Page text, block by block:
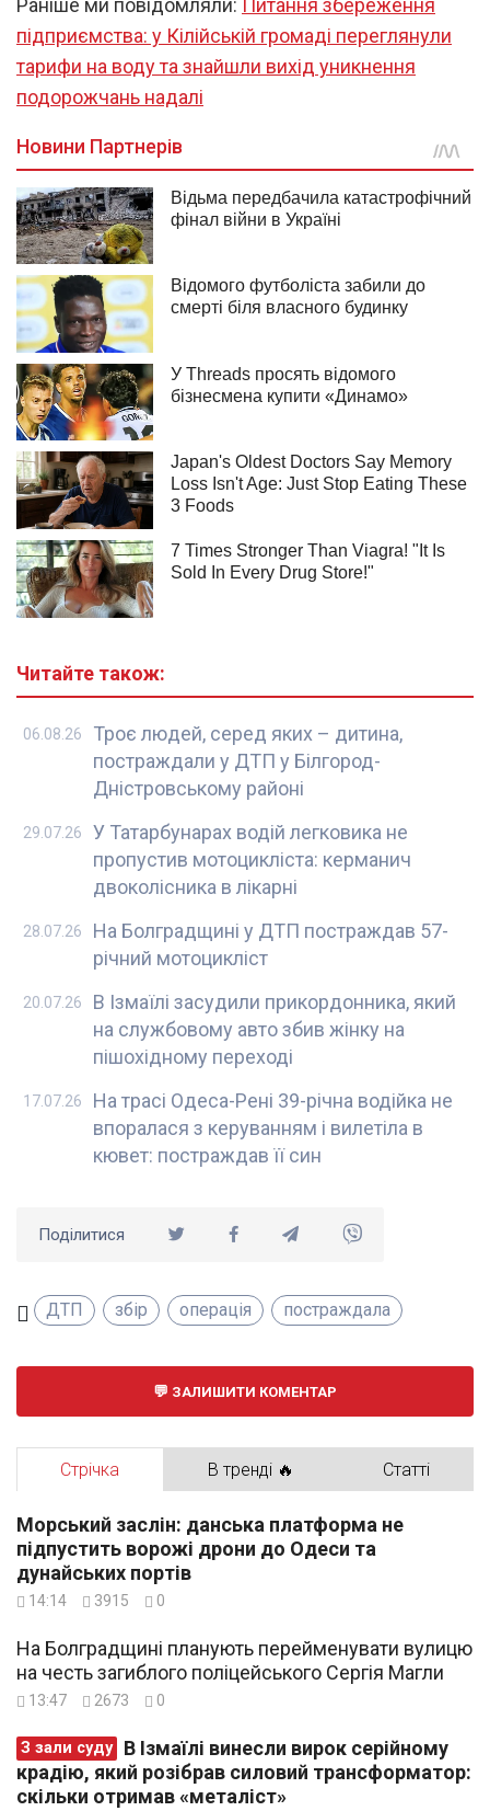
підприємства: у Кілійській громаді переглянули
тарифи на воду та знайшли вихід уникнення
подорожчань надалі
Читайте також:
Троє людей, серед яких – дитина,
постраждали у ДТП у Білгород-
Дністровському районі
06.08.26
У Татарбунарах водій легковика не
пропустив мотоцикліста: керманич
двоколісника в лікарні
29.07.26
На Болградщині у ДТП постраждав 57-
річний мотоцикліст
28.07.26
В Ізмаїлі засудили прикордонника, який
на службовому авто збив жінку на
пішохідному переході
20.07.26
На трасі Одеса-Рені 39-річна водійка не
впоралася з керуванням і вилетіла в
кювет: постраждав її син
17.07.26
Поділитися
ДТП збір операція постраждала
ЗАЛИШИТИ КОМЕНТАР
Стрічка В тренді 🔥 Статті
Морський заслін: данська платформа не
підпустить ворожі дрони до Одеси та
дунайських портів
14:14 3915 0
На Болградщині планують перейменувати вулицю
на честь загиблого поліцейського Сергія Магли
13:47 2673 0
З зали суду
крадію, який розібрав силовий трансформатор:
скільки отримав «металіст»